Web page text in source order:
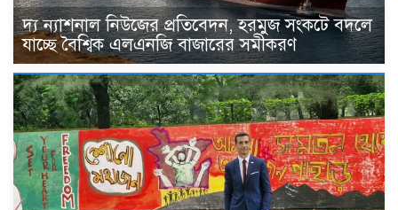
দ্য ন্যাশনাল নিউজের প্রতিবেদন, হরমুজ সংকটে বদলে
যাচ্ছে বৈশ্বিক এলএনজি বাজারের সমীকরণ